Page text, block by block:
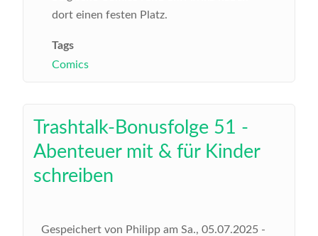
dort einen festen Platz.
Tags
Comics
Trashtalk-Bonusfolge 51 -
Abenteuer mit & für Kinder
schreiben
Gespeichert von Philipp am Sa., 05.07.2025 -